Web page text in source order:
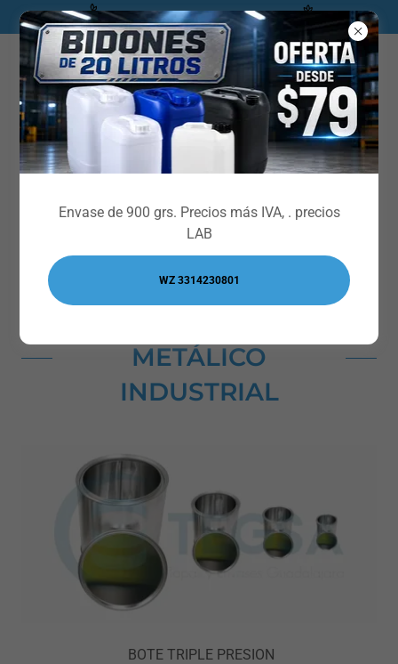
** CATALOGO INDUSTRIAL***
Envíanos un WhatsApp
METÁLICO
INDUSTRIAL
BOTE TRIPLE PRESION
Envase de 900 grs. Precios más IVA, . precios
LAB
WZ 3314230801